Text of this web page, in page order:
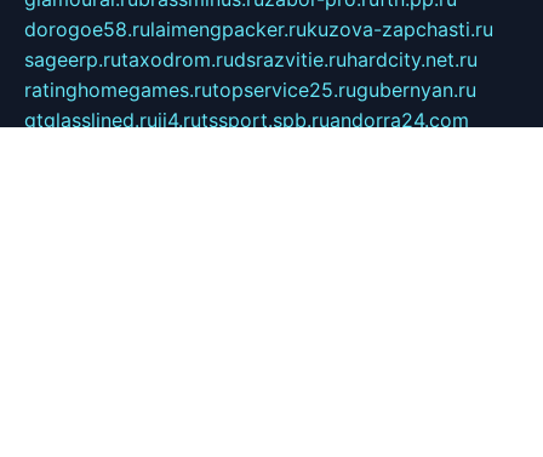
dorogoe58.rulaimengpacker.rukuzova-zapchasti.ru
sageerp.rutaxodrom.rudsrazvitie.ruhardcity.net.ru
ratinghomegames.rutopservice25.rugubernyan.ru
gtglasslined.ruii4.rutssport.spb.ruandorra24.com